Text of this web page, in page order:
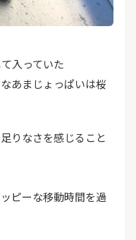
入っていた
あまじょっぱいは桜
りなさを感じること
ピーな移動時間を過